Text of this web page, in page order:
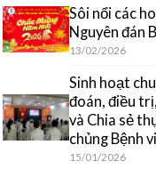
Sôi nổi các
Nguyên đán
13/02/2026
Sinh hoạt
đoán, điều
và Chia sẻ
chủng Bệnh
15/01/2026